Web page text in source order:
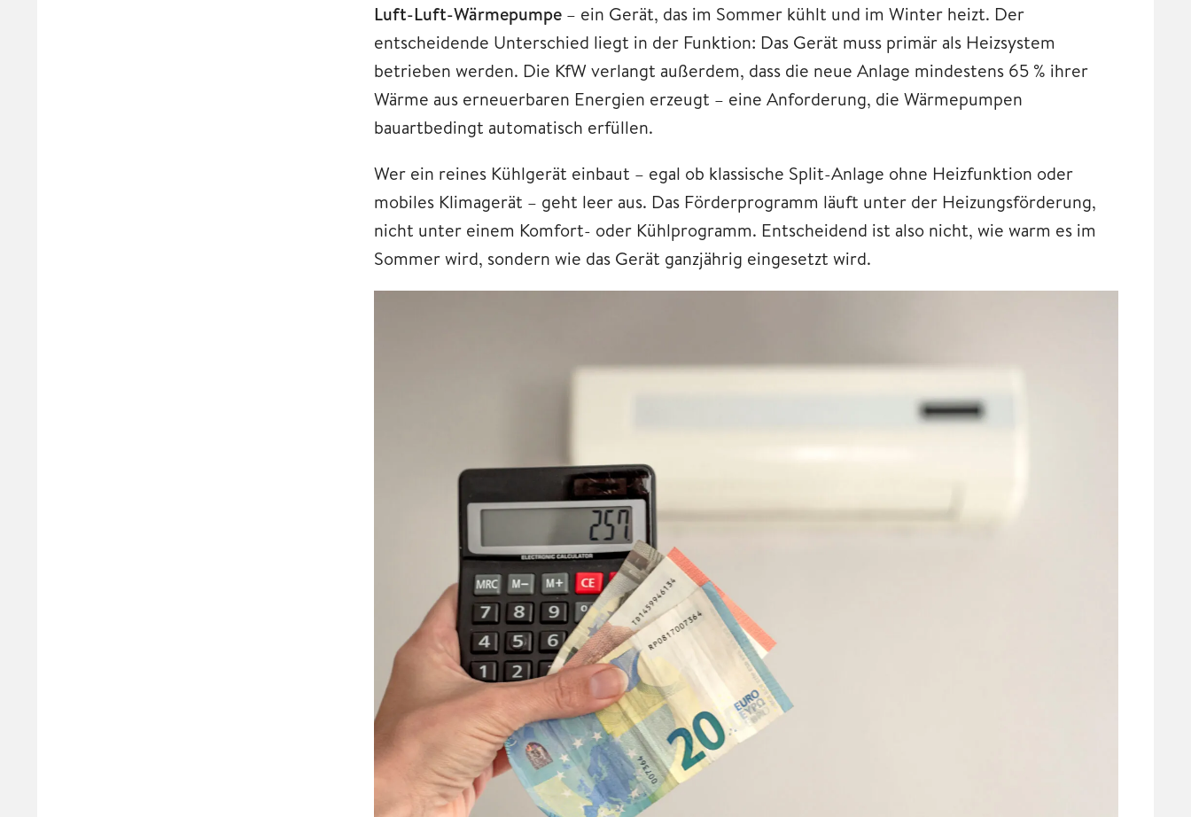
Luft-Luft-Wärmepumpe – ein Gerät, das im Sommer kühlt und im Winter heizt. Der
entscheidende Unterschied liegt in der Funktion: Das Gerät muss primär als Heizsystem
betrieben werden. Die KfW verlangt außerdem, dass die neue Anlage mindestens 65 % ihrer
Wärme aus erneuerbaren Energien erzeugt – eine Anforderung, die Wärmepumpen
bauartbedingt automatisch erfüllen.
Wer ein reines Kühlgerät einbaut – egal ob klassische Split-Anlage ohne Heizfunktion oder
mobiles Klimagerät – geht leer aus. Das Förderprogramm läuft unter der Heizungsförderung,
nicht unter einem Komfort- oder Kühlprogramm. Entscheidend ist also nicht, wie warm es im
Sommer wird, sondern wie das Gerät ganzjährig eingesetzt wird.